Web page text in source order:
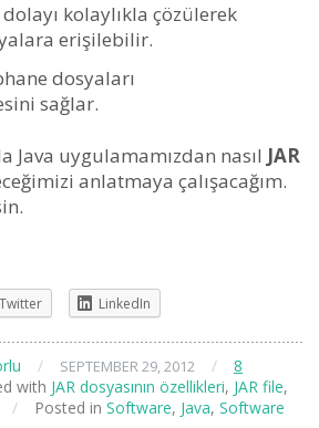
kolaylıkla çözülerek
erişilebilir.
dosyaları
sağlar.
Java uygulamamızdan nasıl JAR
anlatmaya çalışacağım.
Twitter LinkedIn
/ SEPTEMBER 29, 2012 /
8
with JAR dosyasının özellikleri, JAR file,
/ Posted in Software, Java, Software